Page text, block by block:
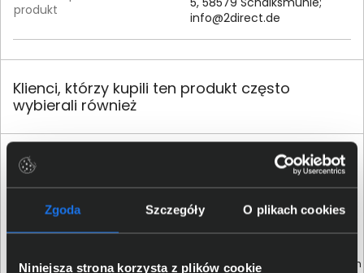
Zgoda Szczegóły O plikach cookies
Niniejsza strona korzysta z plików cookie
produkt
info@2direct.de
Klienci, którzy kupili ten produkt często
wybierali również
Klucz sprzętowy Yubico YubiKey
Mysz bezprzewodowa Logitech